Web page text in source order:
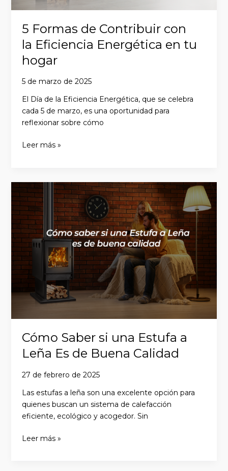
5 Formas de Contribuir con
la Eficiencia Energética en tu
hogar
5 de marzo de 2025
El Día de la Eficiencia Energética, que se celebra
cada 5 de marzo, es una oportunidad para
reflexionar sobre cómo
Leer más »
Cómo Saber si una Estufa a
Leña Es de Buena Calidad
27 de febrero de 2025
Las estufas a leña son una excelente opción para
quienes buscan un sistema de calefacción
eficiente, ecológico y acogedor. Sin
Cómo
Saber
si
una
Estufa
a
Leña
Es
de
Buena
Calidad
Leer más »